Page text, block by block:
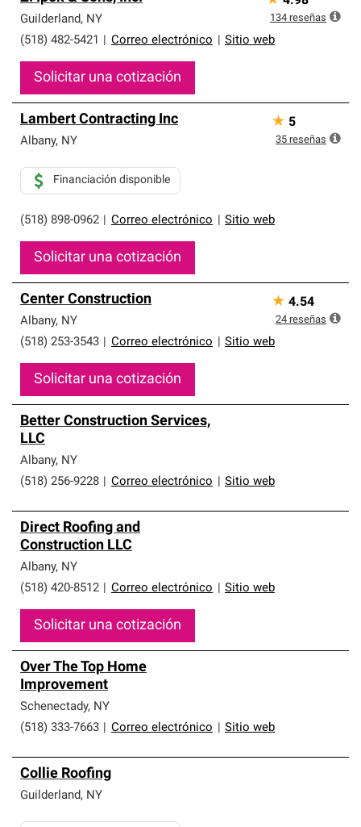
Guilderland, NY
(518) 482-5421
Correo electrónico Sitio web
Solicitar una cotización
134 reseñas
Lambert Contracting Inc
Albany, NY
(518) 898-0962 Correo electrónico Sitio web
Financiación disponible
Solicitar una cotización
★ 5
35 reseñas
Center Construction
Albany, NY
(518) 253-3543
Correo electrónico Sitio web
Solicitar una cotización
★ 4.54
24 reseñas
Better Construction Services,
LLC
Albany, NY
(518) 256-9228
Correo electrónico Sitio web
Direct Roofing and
Construction LLC
Albany, NY
(518) 420-8512
Correo electrónico Sitio web
Solicitar una cotización
Over The Top Home
Improvement
Schenectady, NY
(518) 333-7663
Correo electrónico Sitio web
Collie Roofing
Guilderland, NY